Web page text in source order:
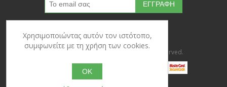
Copyright © 2026 Ypertrofes. All rights reserved.
Χρησιμοποιώντας αυτόν τον ιστότοπο,
συμφωνείτε με τη χρήση των cookies.
OK